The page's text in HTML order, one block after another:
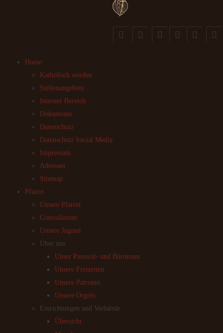
Home
Katholisch werden
Stellenangebote
Interner Bereich
Dokumente
Datenschutz
Datenschutz Social Media
Impressum
Adressen
Sitemap
Pfarrei
Unsere Pfarrei
Gottesdienste
Unsere Jugend
Über uns
Unser Pastoral- und Büroteam
Unsere Freizeiten
Unsere Patronin
Unsere Orgeln
Einrichtungen und Verbände
Übersicht